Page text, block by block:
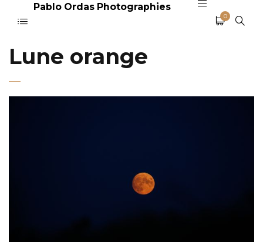
Pablo Ordas Photographies
0
Lune orange